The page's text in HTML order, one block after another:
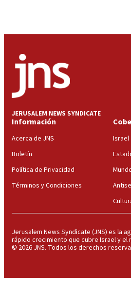
JERUSALEM NEWS SYNDICATE
Información
Acerca de JNS
Boletín
Política de Privacidad
Términos y Condiciones
Israel
Jerusalem News Syndicate (JNS) es la
rápido crecimiento que cubre Israel y el
© 2026 JNS. Todos los derechos